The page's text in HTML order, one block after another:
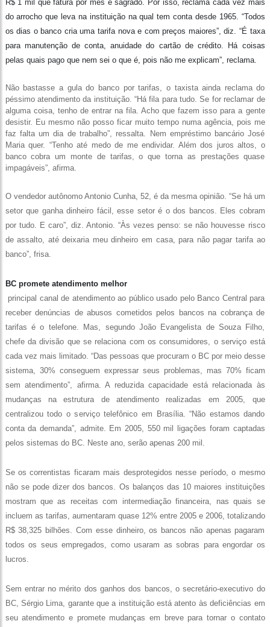
R$ 1 mil que fatura por mês é sagrado. Por isso, reclama cada vez mais
do arrocho que leva na instituição na qual tem conta desde 1965. “Todos
os dias o banco cria uma tarifa nova e com preços maiores”, diz. “É taxa
para manutenção de conta, anuidade do cartão de crédito. Há coisas
pelas quais pago que nem sei o que é, pois não me explicam”, reclama.
Não bastasse a gula do banco por tarifas, o taxista ainda reclama do
péssimo atendimento da instituição. “Há fila para tudo. Se for reclamar de
alguma coisa, tenho de entrar na fila. Acho que fazem isso para a gente
desistir. Eu mesmo não posso ficar muito tempo numa agência, pois me
faz falta um dia de trabalho”, ressalta. Nem empréstimo bancário José
Maria quer. “Tenho até medo de me endividar. Além dos juros altos, o
banco cobra um monte de tarifas, o que torna as prestações quase
impagáveis”, afirma.
O vendedor autônomo Antonio Cunha, 52, é da mesma opinião. “Se há um
setor que ganha dinheiro fácil, esse setor é o dos bancos. Eles cobram
por tudo. E caro”, diz. Antonio. “Às vezes penso: se não houvesse risco
de assalto, até deixaria meu dinheiro em casa, para não pagar tarifa ao
banco”, frisa.
BC promete atendimento melhor
principal canal de atendimento ao público usado pelo Banco Central para
receber denúncias de abusos cometidos pelos bancos na cobrança de
tarifas é o telefone. Mas, segundo João Evangelista de Souza Filho,
chefe da divisão que se relaciona com os consumidores, o serviço está
cada vez mais limitado. “Das pessoas que procuram o BC por meio desse
sistema, 30% conseguem expressar seus problemas, mas 70% ficam
sem atendimento”, afirma. A reduzida capacidade está relacionada às
mudanças na estrutura de atendimento realizadas em 2005, que
centralizou todo o serviço telefônico em Brasília. “Não estamos dando
conta da demanda”, admite. Em 2005, 550 mil ligações foram captadas
pelos sistemas do BC. Neste ano, serão apenas 200 mil.
Se os correntistas ficaram mais desprotegidos nesse período, o mesmo
não se pode dizer dos bancos. Os balanços das 10 maiores instituições
mostram que as receitas com intermediação financeira, nas quais se
incluem as tarifas, aumentaram quase 12% entre 2005 e 2006, totalizando
R$ 38,325 bilhões. Com esse dinheiro, os bancos não apenas pagaram
todos os seus empregados, como usaram as sobras para engordar os
lucros.
Sem entrar no mérito dos ganhos dos bancos, o secretário-executivo do
BC, Sérgio Lima, garante que a instituição está atento às deficiências em
seu atendimento e promete mudanças em breve para tornar o contato